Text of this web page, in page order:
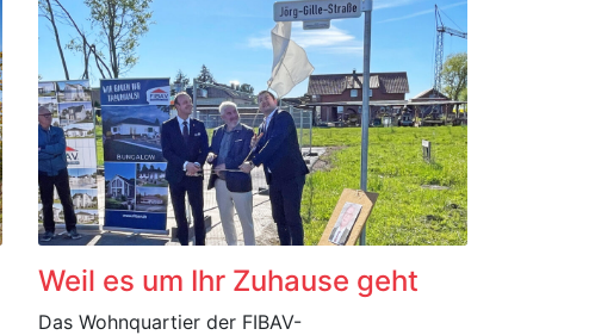
Weil es um Ihr Zuhause geht
Das Wohnquartier der FIBAV-